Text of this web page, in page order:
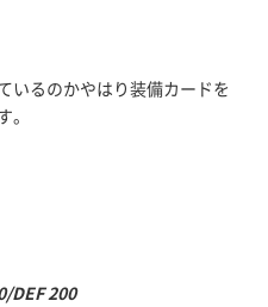
いるのかやはり装備カードを
DEF 200